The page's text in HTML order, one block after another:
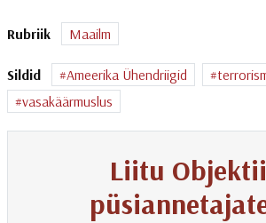
Rubriik Maailm
Sildid Ameerika Ühendriigid
vasakäärmuslus
Liitu